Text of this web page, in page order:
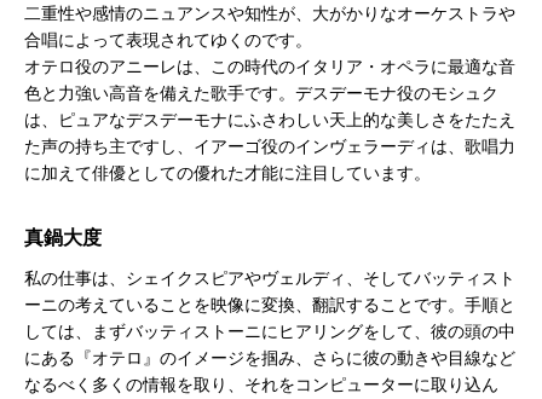
二重性や感情のニュアンスや知性が、大がかりなオーケストラや
合唱によって表現されてゆくのです。
オテロ役のアニーレは、この時代のイタリア・オペラに最適な音
色と力強い高音を備えた歌手です。デスデーモナ役のモシュク
は、ピュアなデスデーモナにふさわしい天上的な美しさをたたえ
た声の持ち主ですし、イアーゴ役のインヴェラーディは、歌唱力
に加えて俳優としての優れた才能に注目しています。
真鍋大度
私の仕事は、シェイクスピアやヴェルディ、そしてバッティスト
ーニの考えていることを映像に変換、翻訳することです。手順と
しては、まずバッティストーニにヒアリングをして、彼の頭の中
にある『オテロ』のイメージを掴み、さらに彼の動きや目線など
なるべく多くの情報を取り、それをコンピューターに取り込ん